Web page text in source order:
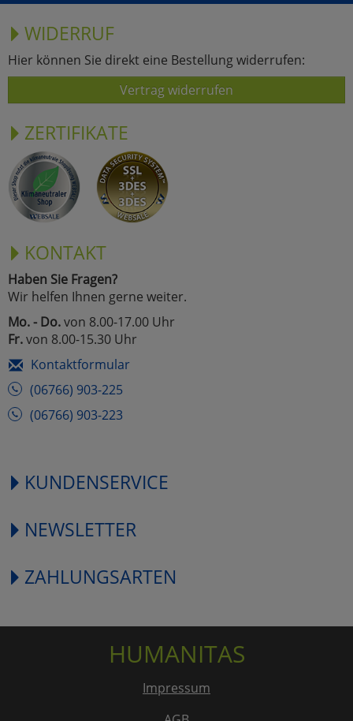
WIDERRUF
Hier können Sie direkt eine Bestellung widerrufen:
Vertrag widerrufen
ZERTIFIKATE
KONTAKT
Haben Sie Fragen?
Wir helfen Ihnen gerne weiter.
Mo. - Do.von 8.00-17.00 Uhr
Fr.von 8.00-15.30 Uhr
Kontaktformular
(06766) 903-225
(06766) 903-223
KUNDENSERVICE
NEWSLETTER
ZAHLUNGSARTEN
HUMANITAS
Impressum